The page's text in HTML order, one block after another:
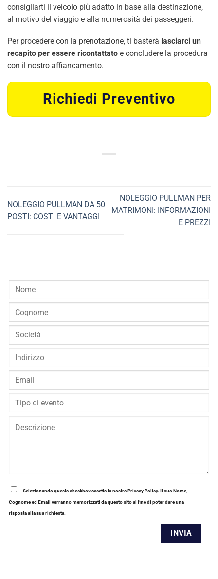
consigliarti il veicolo più adatto in base alla destinazione,
al motivo del viaggio e alla numerosità dei passeggeri.
Per procedere con la prenotazione, ti basterà lasciarci un
recapito per essere ricontattato e concludere la procedura
con il nostro affiancamento.
Richiedi Preventivo
NOLEGGIO PULLMAN DA 50
POSTI: COSTI E VANTAGGI
NOLEGGIO PULLMAN PER
MATRIMONI: INFORMAZIONI
E PREZZI
Selezionando questa checkbox accetta la nostra Privacy Policy. Il suo Nome,
Cognome ed Email verranno memorizzati da questo sito al fine di poter dare una
risposta alla sua richiesta.